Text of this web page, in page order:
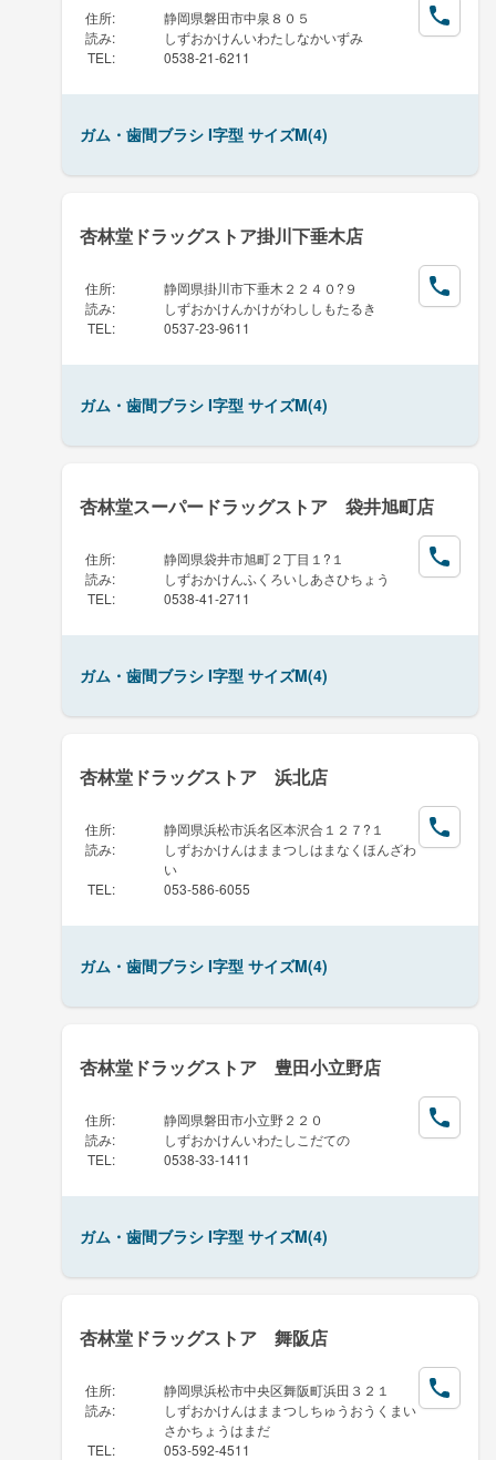
住所:
静岡県磐田市中泉８０５
読み:
しずおかけんいわたしなかいずみ
TEL : 0538-21-6211
ガム・歯間ブラシ I字型 サイズM(4)
杏林堂ドラッグストア掛川下垂木店
住所:
静岡県掛川市下垂木２２４０?９
読み:
しずおかけんかけがわししもたるき
TEL : 0537-23-9611
ガム・歯間ブラシ I字型 サイズM(4)
杏林堂スーパードラッグストア 袋井旭町店
住所:
静岡県袋井市旭町２丁目１?１
読み:
しずおかけんふくろいしあさひちょう
TEL : 0538-41-2711
ガム・歯間ブラシ I字型 サイズM(4)
杏林堂ドラッグストア 浜北店
住所:
静岡県浜松市浜名区本沢合１２７?１
読み:
しずおかけんはままつしはまなくほんざわ
い
TEL : 053-586-6055
ガム・歯間ブラシ I字型 サイズM(4)
杏林堂ドラッグストア 豊田小立野店
住所:
静岡県磐田市小立野２２０
読み:
しずおかけんいわたしこだての
TEL : 0538-33-1411
ガム・歯間ブラシ I字型 サイズM(4)
杏林堂ドラッグストア 舞阪店
住所:
静岡県浜松市中央区舞阪町浜田３２１
読み:
しずおかけんはままつしちゅうおうくまい
さかちょうはまだ
TEL : 053-592-4511